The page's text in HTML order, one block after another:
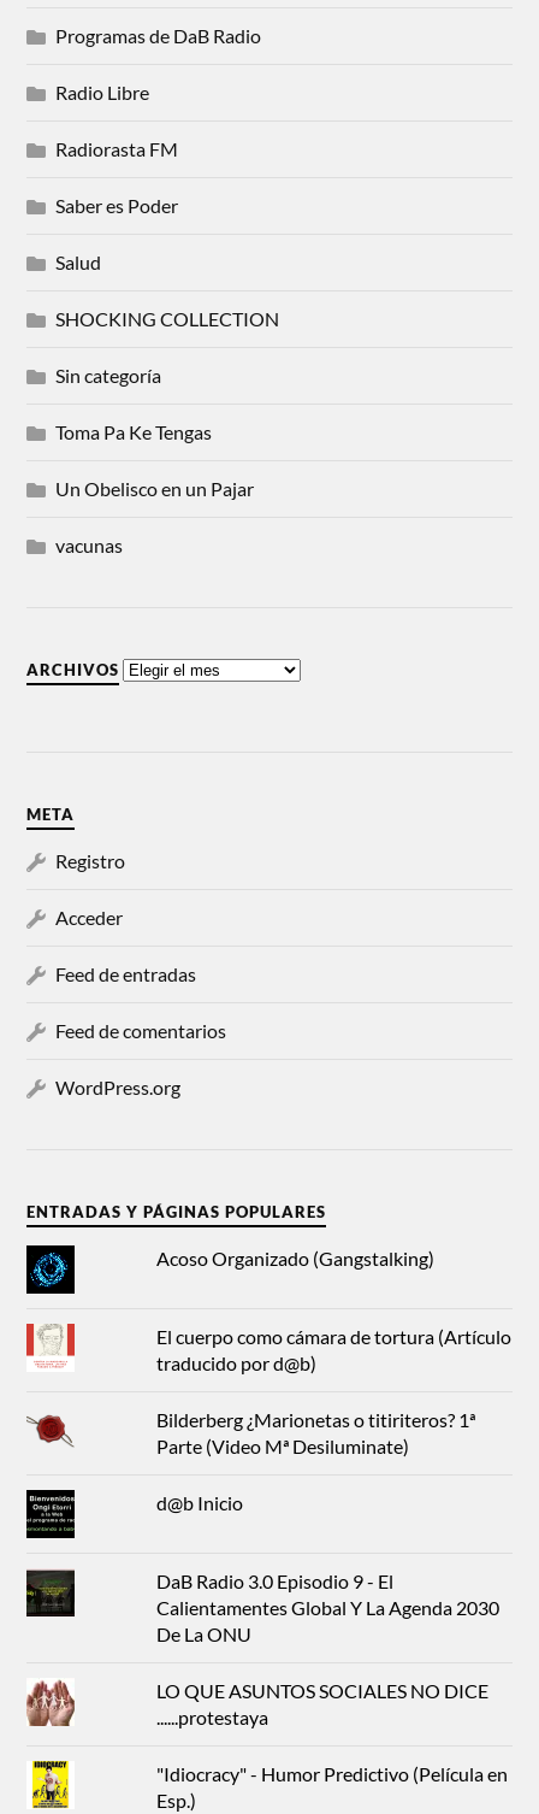
Programas de DaB Radio
Radio Libre
Radiorasta FM
Saber es Poder
Salud
SHOCKING COLLECTION
Sin categoría
Toma Pa Ke Tengas
Un Obelisco en un Pajar
vacunas
ARCHIVOS
META
Registro
Acceder
Feed de entradas
Feed de comentarios
WordPress.org
ENTRADAS Y PÁGINAS POPULARES
Acoso Organizado (Gangstalking)
El cuerpo como cámara de tortura (Artículo
traducido por d@b)
Bilderberg ¿Marionetas o titiriteros? 1ª
Parte (Video Mª Desiluminate)
d@b Inicio
DaB Radio 3.0 Episodio 9 - El
Calientamentes Global Y La Agenda 2030
De La ONU
LO QUE ASUNTOS SOCIALES NO DICE
......protestaya
"Idiocracy" - Humor Predictivo (Película en
Esp.)